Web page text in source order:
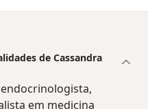
de Cassandra
em medicina